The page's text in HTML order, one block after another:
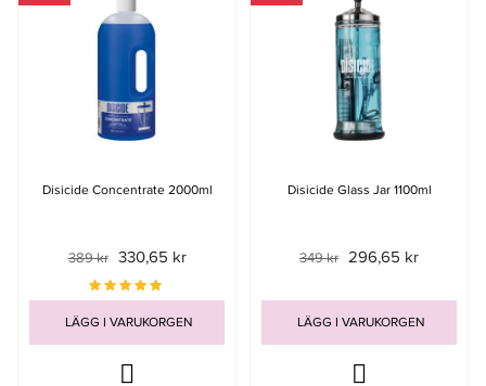
Disicide Concentrate 2000ml
389 kr 330,65 kr
LÄGG I VARUKORGEN
Disicide Glass Jar 1100ml
349 kr 296,65 kr
LÄGG I VARUKORGEN